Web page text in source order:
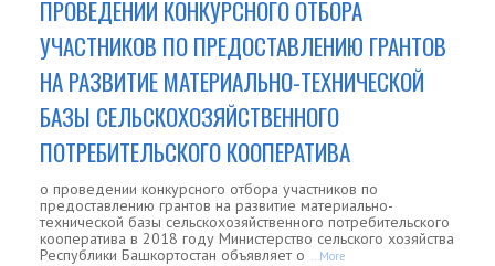
ПРОВЕДЕНИИ КОНКУРСНОГО ОТБОРА
УЧАСТНИКОВ ПО ПРЕДОСТАВЛЕНИЮ ГРАНТОВ
НА РАЗВИТИЕ МАТЕРИАЛЬНО-ТЕХНИЧЕСКОЙ
БАЗЫ СЕЛЬСКОХОЗЯЙСТВЕННОГО
ПОТРЕБИТЕЛЬСКОГО КООПЕРАТИВА
о проведении конкурсного отбора участников по
предоставлению грантов на развитие материально-
технической базы сельскохозяйственного потребительского
кооператива в 2018 году Министерство сельского хозяйства
Республики Башкортостан объявляет о ...More